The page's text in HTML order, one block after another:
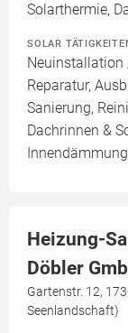
Solarthermie,
SOLAR
Neuinstallation
Reparatur,
Sanierung,
Dachrinnen &
Heizung-
Döbler
Gartenstr. 12,
Seenlandschaft)